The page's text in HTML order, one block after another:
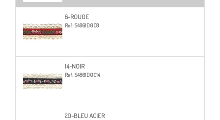
8-ROUGE
Ref: S4861D0C8
14-NOIR
Ref: S4861D0C14
20-BLEU ACIER